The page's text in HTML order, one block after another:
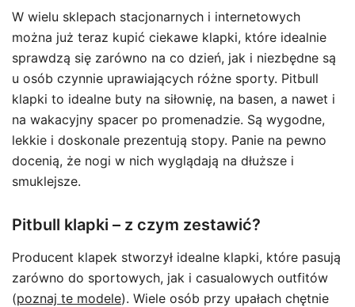
W wielu sklepach stacjonarnych i internetowych
można już teraz kupić ciekawe klapki, które idealnie
sprawdzą się zarówno na co dzień, jak i niezbędne są
u osób czynnie uprawiających różne sporty. Pitbull
klapki to idealne buty na siłownię, na basen, a nawet i
na wakacyjny spacer po promenadzie. Są wygodne,
lekkie i doskonale prezentują stopy. Panie na pewno
docenią, że nogi w nich wyglądają na dłuższe i
smuklejsze.
Pitbull klapki – z czym zestawić?
Producent klapek stworzył idealne klapki, które pasują
zarówno do sportowych, jak i casualowych outfitów
(poznaj te modele). Wiele osób przy upałach chętnie